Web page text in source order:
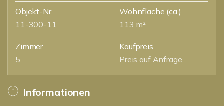
Objekt-Nr.
11-300-11
Wohnfläche (ca.)
113 m²
Zimmer
5
Kaufpreis
Preis auf Anfrage
Informationen